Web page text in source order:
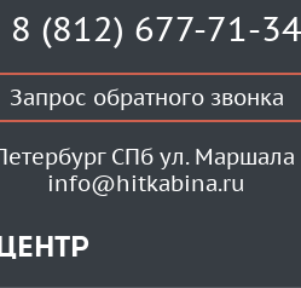
8 (812) 677-71-34
Запрос обратного звонка
СПб ул.
info@hitkabina.ru